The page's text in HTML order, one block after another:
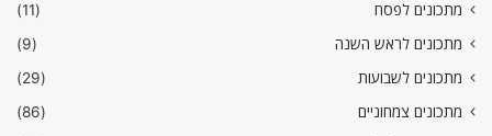
מתכונים לפסח
(11)
מתכונים לראש השנה
(9)
מתכונים לשבועות
(29)
מתכונים צמחוניים
(86)